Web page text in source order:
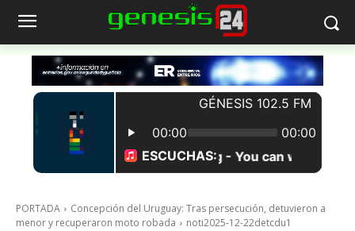
PORTADA
Concepción del Uruguay: Tras persecución, detuvieron a
menor y recuperaron moto robada
noti2025-12-22detcdu1